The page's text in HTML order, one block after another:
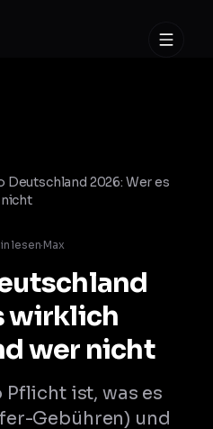
Deutschland 2026: Wer es
lesen·Max
wirklich
wer nicht
Pflicht ist, was es
Gebühren) und